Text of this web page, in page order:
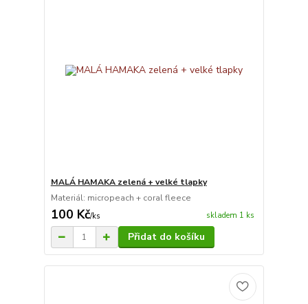
MALÁ HAMAKA zelená + velké tlapky
Materiál: micropeach + coral fleece
100 Kč/ks skladem 1 ks
Přidat do košíku